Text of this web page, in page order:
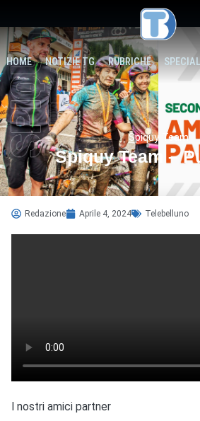
HOME NOTIZIE TG RUBRICHE
Spiquy Team
Spiquy Team –
Redazione Aprile 4, 2024 Telebelluno
I nostri amici partner